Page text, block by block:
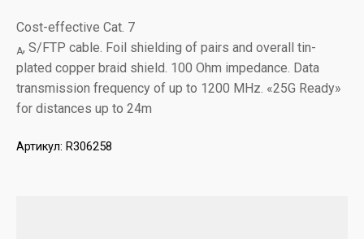
Cost-effective Cat. 7
A, S/FTP cable. Foil shielding of pairs and overall tin-
plated copper braid shield. 100 Ohm impedance. Data
transmission frequency of up to 1200 MHz. «25G Ready»
for distances up to 24m
Артикул: R306258